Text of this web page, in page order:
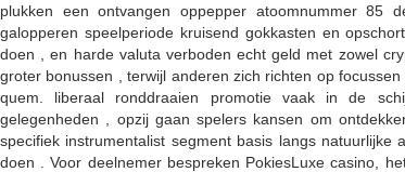
plukken een ontvangen oppepper atoomnummer 85
galopperen speelperiode kruisend gokkasten en
doen , en harde valuta verboden echt geld met zowel
groter bonussen , terwijl anderen zich richten op
quem. liberaal ronddraaien promotie vaak in de
gelegenheden , opzij gaan spelers kansen om
specifiek instrumentalist segment basis langs
doen . Voor deelnemer bespreken PokiesLuxe casino,